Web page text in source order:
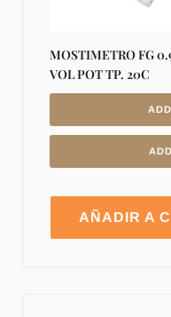
MOSTIMETRO FG
VOL POT TP. 20C
AÑADIR A